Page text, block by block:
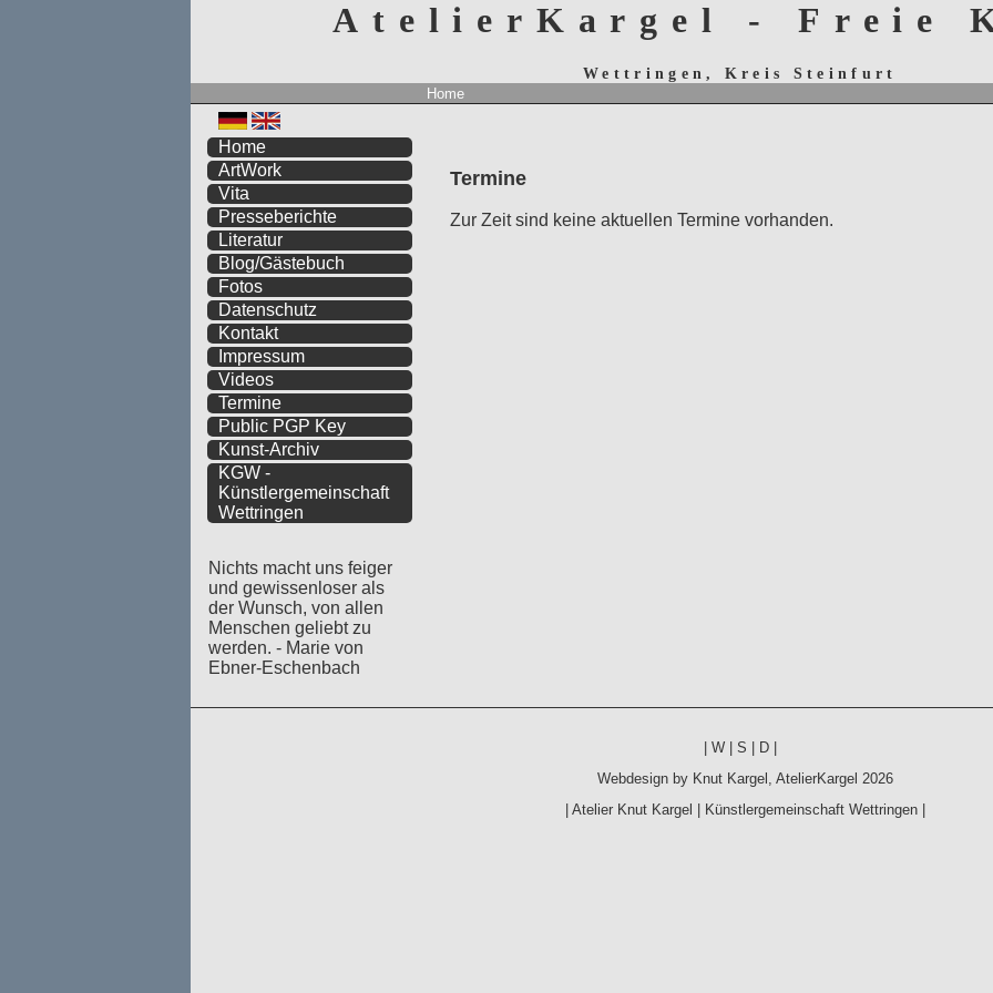
AtelierKargel - Freie
Wettringen, Kreis Steinfurt
Home
Termine
Zur Zeit sind keine aktuellen Termine vorhanden.
Home
ArtWork
Vita
Presseberichte
Literatur
Blog/Gästebuch
Fotos
Datenschutz
Kontakt
Impressum
Videos
Termine
Public PGP Key
Kunst-Archiv
KGW -
Künstlergemeinschaft
Wettringen
Nichts macht uns feiger
und gewissenloser als
der Wunsch, von allen
Menschen geliebt zu
werden. - Marie von
Ebner-Eschenbach
W S D
Webdesign by Knut Kargel , AtelierKargel 2026
Atelier Knut Kargel Künstlergemeinschaft Wettringen|